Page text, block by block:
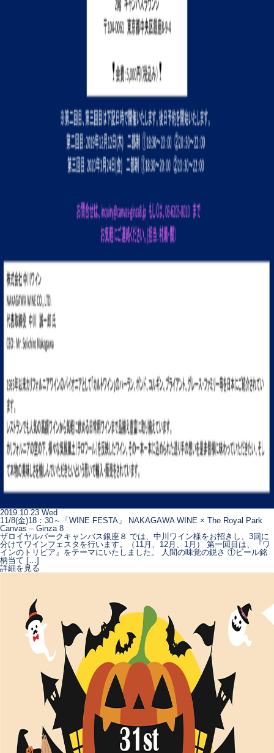
2019.10.23 Wed
11/8(金)18：30～「WINE FESTA」 NAKAGAWA WINE × The Royal Park
Canvas – Ginza 8
ザロイヤルパークキャンバス銀座８ では、中川ワイン様をお招きし、3回に
分けてワインフェスタを行います。（11月、12月、1月） 第一回目は、『ワ
インのトリビア』をテーマにいたしました。 人間の味覚の鋭さ ①ビール銘
柄当て […]
詳細を見る